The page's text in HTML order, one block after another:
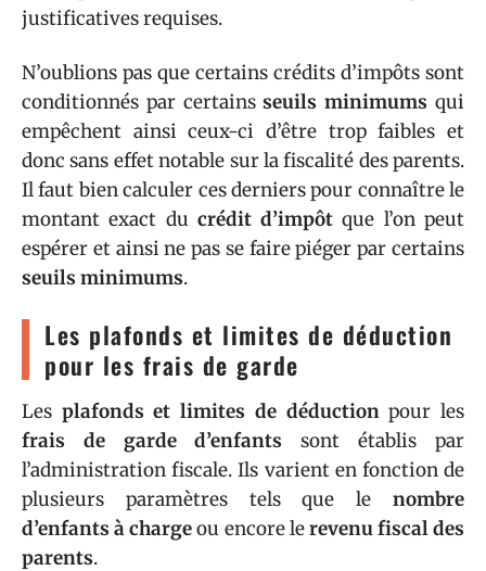
justificatives requises.
N’oublions pas que certains crédits d’impôts sont
conditionnés par certainsseuils minimums qui
empêchent ainsi ceux-ci d’être trop faibles et
donc sans effet notable sur la fiscalité des parents.
Il faut bien calculer ces derniers pour connaître le
montant exact du crédit d’impôt que l’on peut
espérer et ainsi ne pas se faire piéger par certains
seuils minimums.
Les plafonds et limites de déduction
pour les frais de garde
Les plafonds et limites de déductionpour les
frais de garde d’enfants sont établis par
l’administration fiscale. Ils varient en fonction de
plusieurs paramètres tels que le nombre
d’enfants à chargeou encore lerevenu fiscal des
parents.